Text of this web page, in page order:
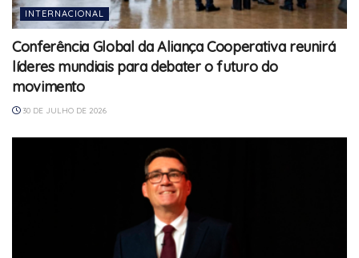
INTERNACIONAL
Conferência Global da Aliança Cooperativa reunirá
líderes mundiais para debater o futuro do
movimento
30 DE JULHO DE 2026